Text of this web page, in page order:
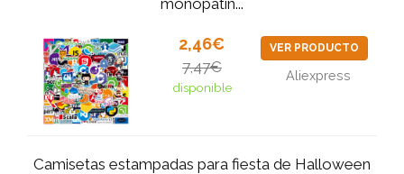
monopatín...
2,46€
7,47€
disponible
VER PRODUCTO
Aliexpress
Camisetas estampadas para fiesta de Halloween